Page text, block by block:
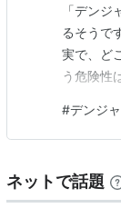
映画化
「デン
るそうで
実で、ど
う危険性
#デンジ
ネットで話題